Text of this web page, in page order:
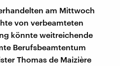
am Mittwoch
von verbeamteten
könnte weitreichende
Berufsbeamtentum
Thomas de Maizière